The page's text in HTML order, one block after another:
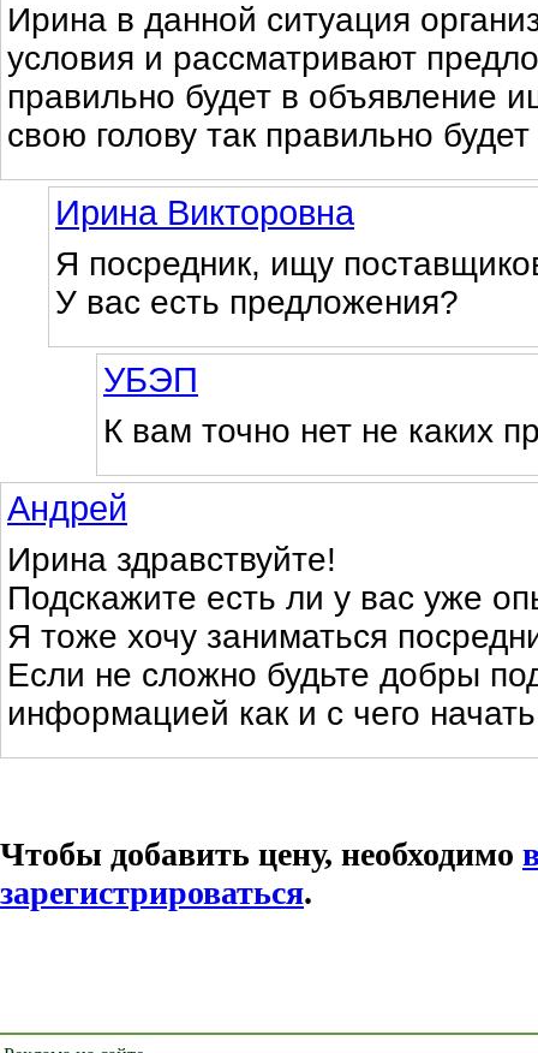
Ирина в данной ситуация
условия и рассматривают
правильно будет в объявление
свою голову так правильно будет
Ирина Викторовна
Я посредник, ищу
У вас есть предложения?
УБЭП
К вам точно нет не каких
Андрей
Ирина здравствуйте!
Подскажите есть ли у вас уже
Я тоже хочу заниматься
Если не сложно будьте добры
информацией как и с чего
Чтобы добавить цену, необходимо
зарегистрироваться.